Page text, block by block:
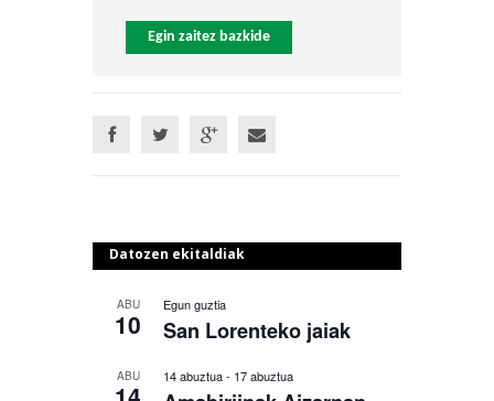
Egin zaitez bazkide
Datozen ekitaldiak
ABU
10
Egun guztia
San Lorenteko jaiak
ABU 14 abuztua- 17 abuztua